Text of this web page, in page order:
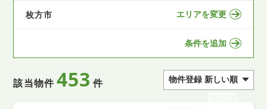
枚方市 エリアを変更
条件を追加
該当物件453 件